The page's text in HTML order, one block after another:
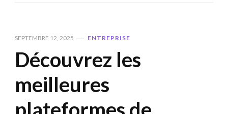
SEPTEMBRE 12, 2025 ENTREPRISE
Découvrez les
meilleures